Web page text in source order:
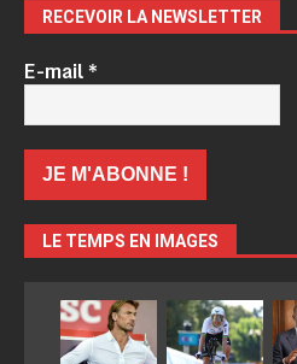
RECEVOIR LA NEWSLETTER
E-mail*
LE TEMPS EN IMAGES